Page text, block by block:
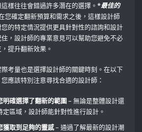
樣往往會錯過許多潛在的選擇。*最佳的
您確定翻新預算和需求之後，這樣設計師
的特定情況提供更具針對性的諮詢和設計
，設計師的專業意見可以幫助您避免不必
提升翻新效果。
考量也是選擇設計師的關鍵時刻。在以下
應該特別注意尋找合適的設計師：
明確選擇了翻新的範圍– 無論是整體設計還
定區域，設計師能針對性進行設計。
獲取到足夠的靈感– 通過了解最新的設計潮